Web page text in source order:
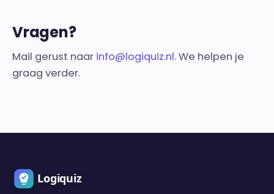
Vragen?
Mail gerust naar info@logiquiz.nl. We helpen je
graag verder.